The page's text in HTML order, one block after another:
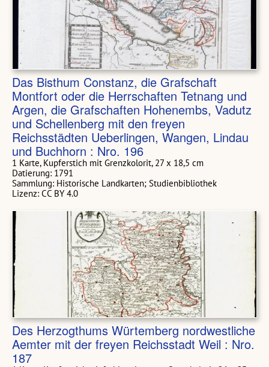
Das Bisthum Constanz, die Grafschaft
Montfort oder die Herrschaften Tetnang und
Argen, die Grafschaften Hohenembs, Vadutz
und Schellenberg mit den freyen
Reichsstädten Ueberlingen, Wangen, Lindau
und Buchhorn : Nro. 196
1 Karte, Kupferstich mit Grenzkolorit, 27 x 18,5 cm
Datierung: 1791
Sammlung: Historische Landkarten; Studienbibliothek
Lizenz: CC BY 4.0
Des Herzogthums Würtemberg nordwestliche
Aemter mit der freyen Reichsstadt Weil : Nro.
187